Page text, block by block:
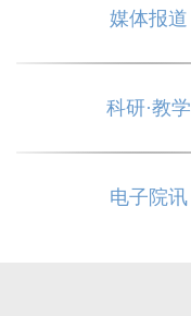
媒体报道
科研·教学
电子院讯